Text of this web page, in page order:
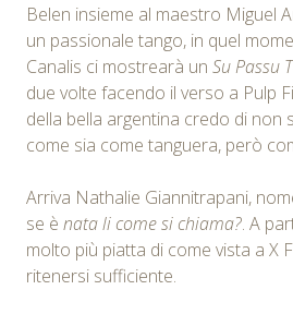
Belen insieme al maestro Miguel
un passionale tango, in quel
Canalis ci mostrearà un Su Passu
due volte facendo il verso a Pulp
della bella argentina credo di non
come sia come tanguera, però
Arriva Nathalie Giannitrapani,
se è nata li come si chiama?. A
molto più piatta di come vista a X
ritenersi sufficiente.